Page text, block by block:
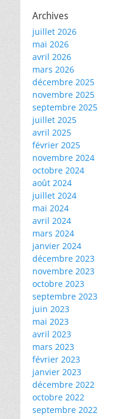
Archives
juillet 2026
mai 2026
avril 2026
mars 2026
décembre 2025
novembre 2025
septembre 2025
juillet 2025
avril 2025
février 2025
novembre 2024
octobre 2024
août 2024
juillet 2024
mai 2024
avril 2024
mars 2024
janvier 2024
décembre 2023
novembre 2023
octobre 2023
septembre 2023
juin 2023
mai 2023
avril 2023
mars 2023
février 2023
janvier 2023
décembre 2022
octobre 2022
septembre 2022